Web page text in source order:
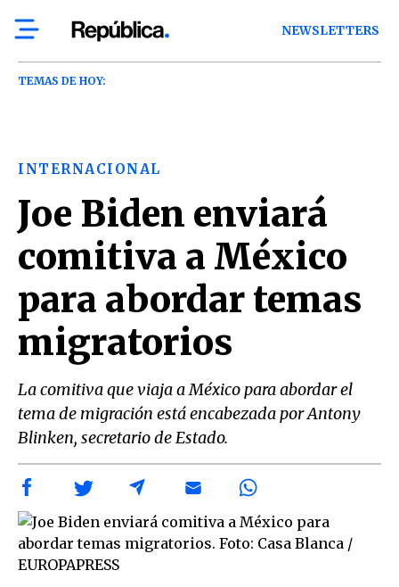
NEWSLETTERS
TEMAS DE HOY:
INTERNACIONAL
Joe Biden enviará
comitiva a México
para abordar temas
migratorios
La comitiva que viaja a México para abordar el
tema de migración está encabezada por Antony
Blinken, secretario de Estado.